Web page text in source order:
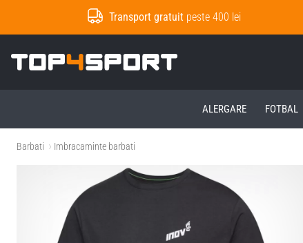
Transport gratuitpeste 400 lei
Top4Sport.ro
ALERGARE FOTBAL
Barbati Imbracaminte barbati